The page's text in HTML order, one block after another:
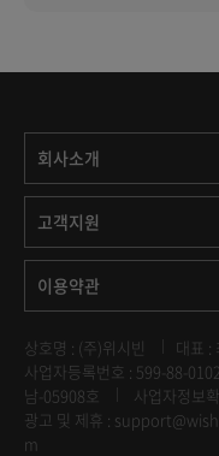
회사소개
고객지원
이용약관
상호명 : (주)위시빈 대표 :
사업자등록번호 : 599-88-
남-05908호
사업자정보
광고 및 제휴 :
m